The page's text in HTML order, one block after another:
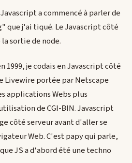
a commencé à parler de
que j'ai tiqué. Le Javascript côté
sortie de node.
1999, je codais en Javascript côté
Livewire portée par Netscape
applications Webs plus
de CGI-BIN. Javascript
côté serveur avant d'aller se
Web. C'est papy qui parle,
JS a d'abord été une techno